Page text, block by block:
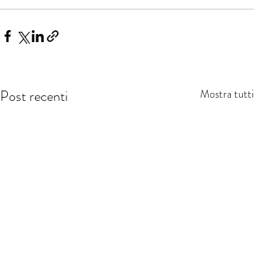
Post recenti Mostra tutti